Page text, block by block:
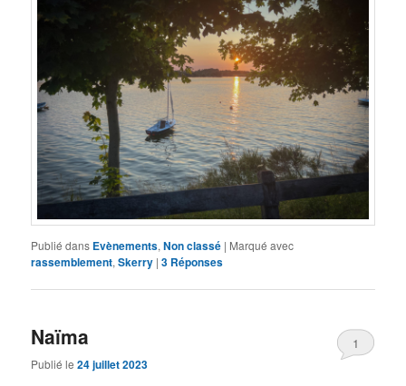
Publié dans Evènements,Non classé | Marqué avec
rassemblement,Skerry |3 Réponses
Naïma
Publié le24 juillet 2023
1